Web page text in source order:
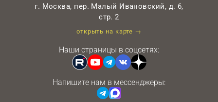
г. Москва, пер. Малый Ивановский, д. 6,
стр. 2
открыть на карте →
Наши страницы в соцсетях:
Напишите нам в мессенджеры: